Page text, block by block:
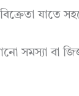
যাতে
সমস্যা বা